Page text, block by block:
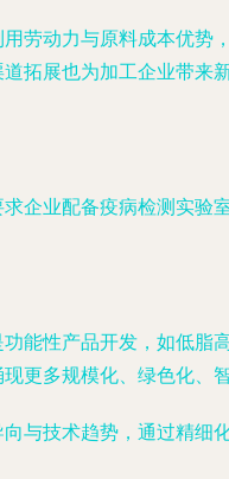
劳动力与原料成本优势
拓展也为加工企业带来
企业配备疫病检测实验
能性产品开发，如低脂
更多规模化、绿色化、
技术趋势，通过精细